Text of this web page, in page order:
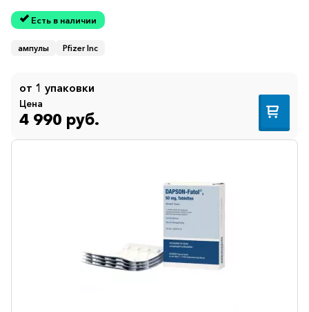
Есть в наличии
ампулы Pfizer Inc
от 1 упаковки
Цена
4 990 руб.